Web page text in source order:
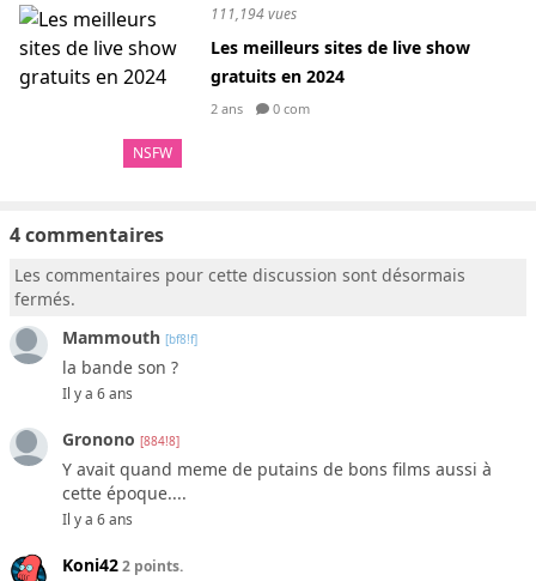
NSFW
111,194 vues
Les meilleurs sites de live show
gratuits en 2024
2 ans 0 com
4 commentaires
Les commentaires pour cette discussion sont désormais
fermés.
Mammouth [bf8!f]
la bande son ?
Il y a 6 ans
Gronono [884!8]
Y avait quand meme de putains de bons films aussi à
cette époque....
Il y a 6 ans
Koni422 points.